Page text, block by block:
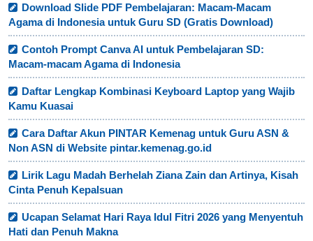
Download Slide PDF Pembelajaran: Macam-Macam
Agama di Indonesia untuk Guru SD (Gratis Download)
Contoh Prompt Canva AI untuk Pembelajaran SD:
Macam-macam Agama di Indonesia
Daftar Lengkap Kombinasi Keyboard Laptop yang Wajib
Kamu Kuasai
Cara Daftar Akun PINTAR Kemenag untuk Guru ASN &
Non ASN di Website pintar.kemenag.go.id
Lirik Lagu Madah Berhelah Ziana Zain dan Artinya, Kisah
Cinta Penuh Kepalsuan
Ucapan Selamat Hari Raya Idul Fitri 2026 yang Menyentuh
Hati dan Penuh Makna